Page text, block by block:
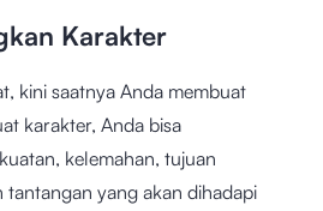
Karakter
kini saatnya Anda membuat
karakter, Anda bisa
kelemahan, tujuan
yang akan dihadapi